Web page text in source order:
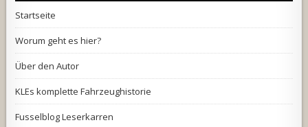
Startseite
Worum geht es hier?
Über den Autor
KLEs komplette Fahrzeughistorie
Fusselblog Leserkarren